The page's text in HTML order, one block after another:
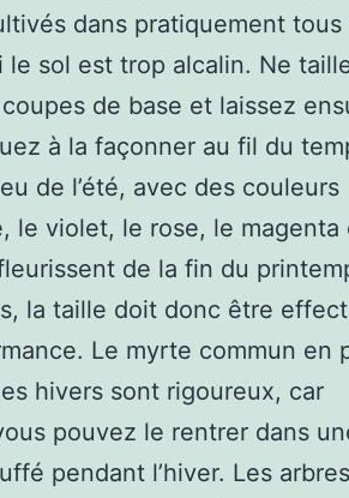
dans pratiquement tous
sol est trop alcalin. Ne
de base et laissez
à la façonner au fil du
de l’été, avec des couleurs
le violet, le rose, le magenta
de la fin du
la taille doit donc être
Le myrte commun en
hivers sont rigoureux, car
pouvez le rentrer dans
pendant l’hiver. Les